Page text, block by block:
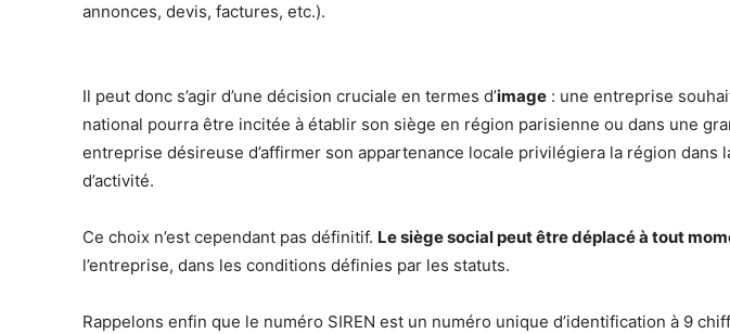
annonces, devis, factures, etc.).
Il peut donc s’agir d’une décision cruciale en termes d’image : une entreprise
national pourra être incitée à établir son siège en région parisienne ou dans une
entreprise désireuse d’affirmer son appartenance locale privilégiera la région
d’activité.
Ce choix n’est cependant pas définitif. Le siège social peut être déplacé à tout
l’entreprise, dans les conditions définies par les statuts.
Rappelons enfin que le numéro SIREN est un numéro unique d’identification à 9